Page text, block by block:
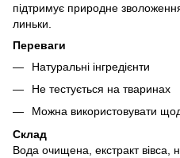
підтримує природне
линьки.
Переваги
Натуральні інгредієнти
Не тестується на тваринах
Можна використовувати
Склад
Вода очищена, екстракт вівса,